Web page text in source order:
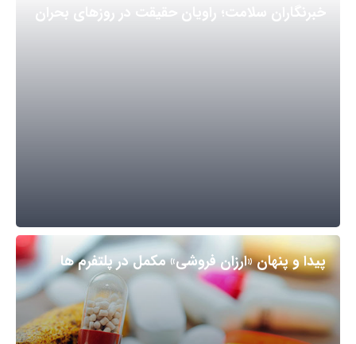
خبرنگاران سلامت؛ راویان حقیقت در روزهای بحران
پیدا و پنهان «ارزان فروشی» مکمل در پلتفرم ها